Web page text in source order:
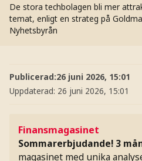
De stora techbolagen bli mer
temat, enligt en strateg på
Nyhetsbyrån
Publicerad:26 juni 2026, 15:01
Uppdaterad: 26 juni 2026, 15:01
Finansmagasinet
Sommarerbjudande! 3
magasinet med unika